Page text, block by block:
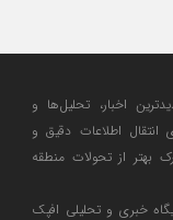
اخبار، تحلیل‌ها و
انتقال اطلاعات دقیق و
بهتر از تحولات منطقه
خبری و تحلیلی افپک